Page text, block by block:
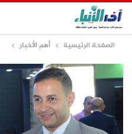
الصفحة الرئيسية أهم الأخبار